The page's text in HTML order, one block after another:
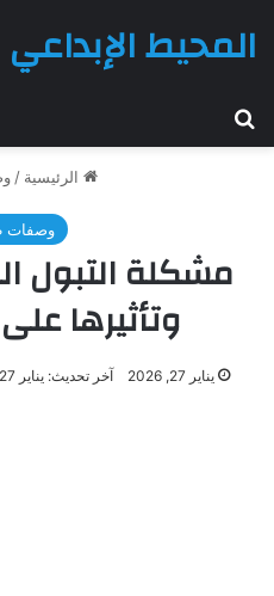
المحيط الإبداعي
الرئيسية /
وصفات
مشكلة التبول
وتأثيرها
يناير 27, 2026 آخر تحديث: يناير 27, 2026